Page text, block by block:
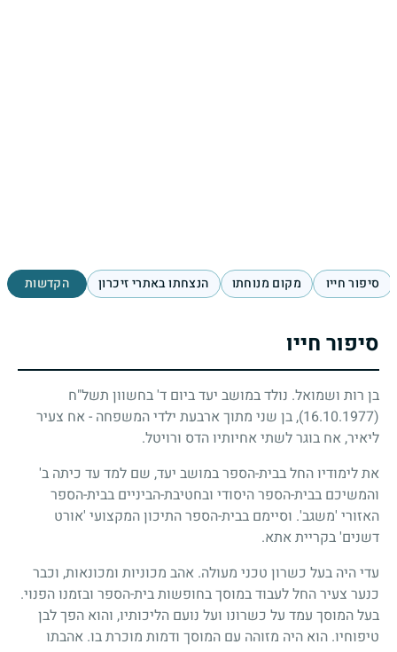
סיפור חייו מקום מנוחתו הנצחתו באתרי זיכרון הקדשות
סיפור חייו
בן רות ושמואל. נולד במושב יעד ביום ד' בחשוון תשל"ח
(16.10.1977)
, בן שני מתוך ארבעת ילדי המשפחה - אח צעיר
ליאיר, אח בוגר לשתי אחיותיו הדס ורויטל.
את לימודיו החל בבית-הספר במושב יעד, שם למד עד כיתה ב'
והמשיכם בבית-הספר היסודי ובחטיבת-הביניים בבית-הספר
האזורי 'משגב'. וסיימם בבית-הספר התיכון המקצועי 'אורט
דשנים' בקריית אתא.
עדי היה בעל כשרון טכני מעולה. אהב מכוניות ומכונאות, וכבר
כנער צעיר החל לעבוד במוסך בחופשות בית-הספר ובזמנו הפנוי.
בעל המוסך עמד על כשרונו ועל נועם הליכותיו, והוא הפך לבן
טיפוחיו. הוא היה מזוהה עם המוסך ודמות מוכרת בו. אהבתו